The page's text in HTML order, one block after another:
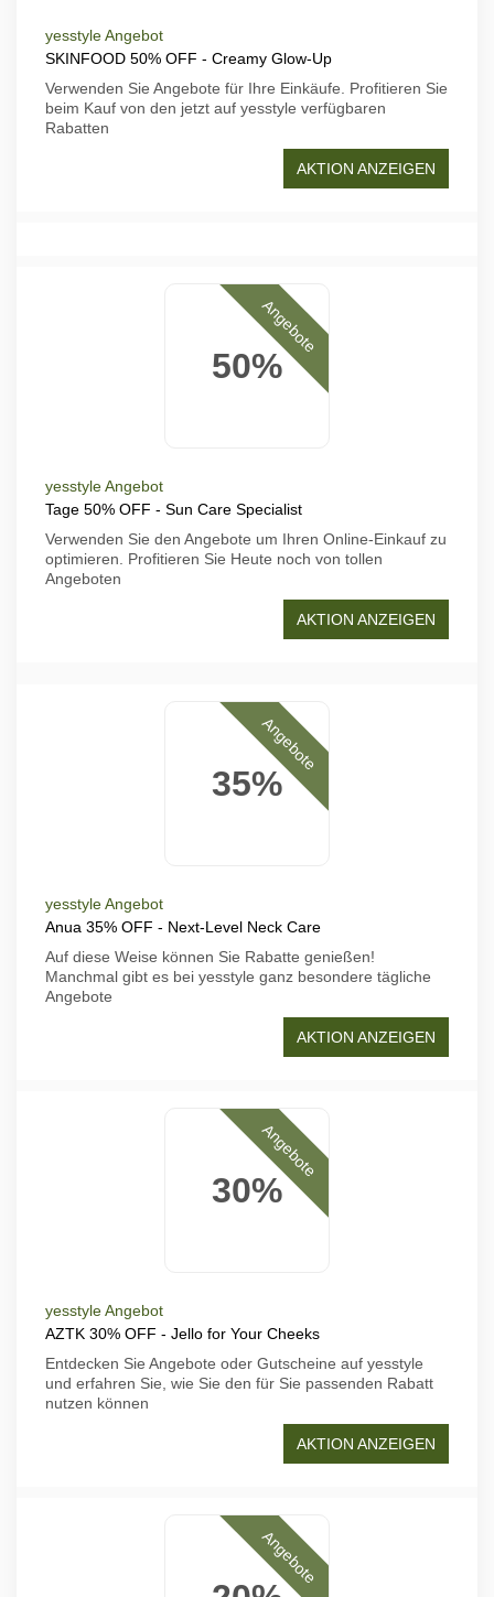
yesstyle Angebot
SKINFOOD 50% OFF - Creamy Glow-Up
Verwenden Sie Angebote für Ihre Einkäufe. Profitieren Sie
beim Kauf von den jetzt auf yesstyle verfügbaren
Rabatten
AKTION ANZEIGEN
50%
Angebote
yesstyle Angebot
Tage 50% OFF - Sun Care Specialist
Verwenden Sie den Angebote um Ihren Online-Einkauf zu
optimieren. Profitieren Sie Heute noch von tollen
Angeboten
AKTION ANZEIGEN
35%
Angebote
yesstyle Angebot
Anua 35% OFF - Next-Level Neck Care
Auf diese Weise können Sie Rabatte genießen!
Manchmal gibt es bei yesstyle ganz besondere tägliche
Angebote
AKTION ANZEIGEN
30%
Angebote
yesstyle Angebot
AZTK 30% OFF - Jello for Your Cheeks
Entdecken Sie Angebote oder Gutscheine auf yesstyle
und erfahren Sie, wie Sie den für Sie passenden Rabatt
nutzen können
AKTION ANZEIGEN
Angebote